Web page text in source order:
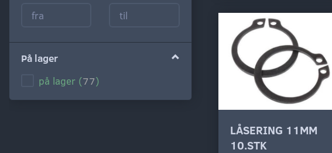
På lager
på lager (77)
LÅSERING 11MM
10.STK